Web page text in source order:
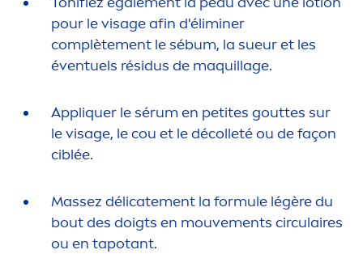
pour le visage afin d'éliminer
complètement le sébum, la sueur et les
éventuels résidus de maquillage.
Appliquer le sérum en petites gouttes sur
le visage, le cou et le décolleté ou de façon
ciblée.
Massez délicatement la formule légère du
bout des doigts en mouvements circulaires
ou en tapotant.